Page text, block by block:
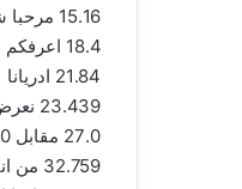
15.16 مرحبا شاركس انا نهله العلبي وحابه اليوم
18.4 اعرفكم اكثر عن حلمنا الصغير انا ووالدتي
21.84 ادريانا
23.439 نعرض عليكم فرصه الاستثمار ب 300000 درهم
27.0 مقابل 10% من شركتنا العاب كوجو كارو
32.759 من انا وصغيره كانوا اهلي كثير مهتمين